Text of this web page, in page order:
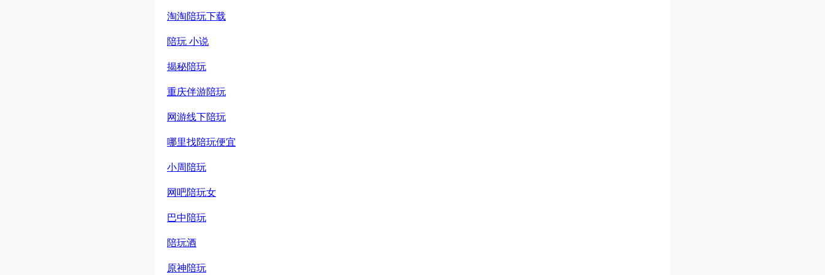
淘淘陪玩下载
陪玩 小说
揭秘陪玩
重庆伴游陪玩
网游线下陪玩
哪里找陪玩便宜
小周陪玩
网吧陪玩女
巴中陪玩
陪玩酒
原神陪玩